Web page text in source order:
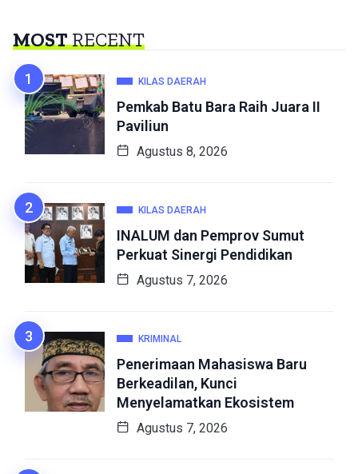
MOSTRECENT
KILAS DAERAH
Pemkab Batu Bara Raih Juara II
Paviliun
Agustus 8, 2026
KILAS DAERAH
INALUM dan Pemprov Sumut
Perkuat Sinergi Pendidikan
Agustus 7, 2026
KRIMINAL
Penerimaan Mahasiswa Baru
Berkeadilan, Kunci
Menyelamatkan Ekosistem
Agustus 7, 2026